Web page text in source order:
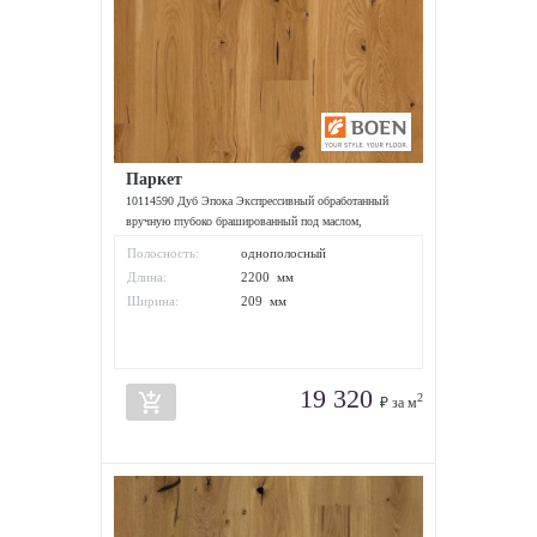
Паркет
10114590 Дуб Эпока Экспрессивный обработанный
вручную глубоко брашированный под маслом,
Полосность:
однополосный
Длина:
2200 мм
Ширина:
209 мм
add_shopping_cart 19 320 ₽ за м2